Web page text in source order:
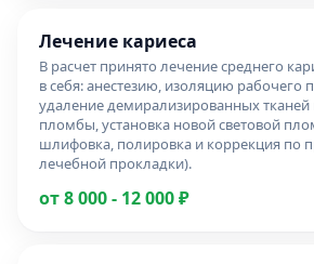
Лечение кариеса
В расчет принято лечение среднего
в себя: анестезию, изоляцию рабочего
удаление демирализированных тканей
пломбы, установка новой световой
шлифовка, полировка и коррекция по
лечебной прокладки).
от 8 000 - 12 000 ₽